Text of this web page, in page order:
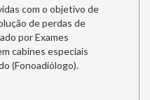
com o objetivo de
de perdas de
por Exames
cabines especiais
(Fonoadiólogo).